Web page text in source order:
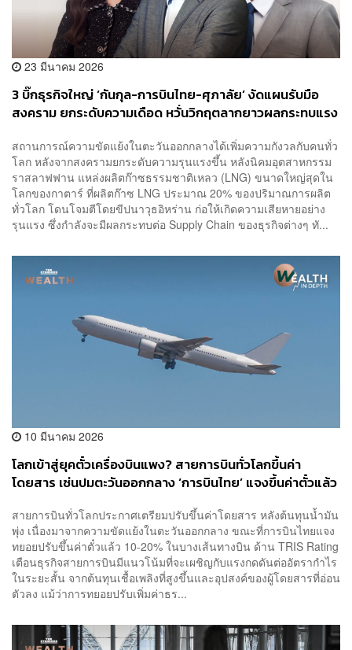
23 มีนาคม 2026
3 บิ๊กธุรกิจใหญ่ ‘กันกุล-การบินไทย-ศุภาลัย’ งัดแผนรับมือ
สงคราม ยกระดับความเดือด หวั่นวิกฤตลากยาวผลกระทบแรง
สถานการณ์ความขัดแย้งในตะวันออกกลางได้เพิ่มความกังวลกับคนทั่ว
โลก หลังจากสงครามยกระดับความรุนแรงขึ้น หลังนิคมอุตสาหกรรม
ราสลาฟฟาน แหล่งผลิตก๊าซธรรมชาติเหลว (LNG) ขนาดใหญ่สุดใน
โลกของกาตาร์ ที่ผลิตก๊าซ LNG ประมาณ 20% ของปริมาณการผลิต
ทั่วโลก โดนโจมตีโดยขีปนาวุธอิหร่าน ก่อให้เกิดความเสียหายอย่าง
รุนแรง ซึ่งกำลังจะมีผลกระทบต่อ Supply Chain ของธุรกิจต่างๆ ทั...
10 มีนาคม 2026
โลกเข้าสู่ยุคตั๋วเครื่องบินแพง? สายการบินทั่วโลกขึ้นค่า
โดยสาร เซ่นปมตะวันออกกลาง ‘การบินไทย’ แจงขึ้นค่าตั๋วแล้ว
สายการบินทั่วโลกประกาศเตรียมปรับขึ้นค่าโดยสาร หลังต้นทุนน้ำมัน
พุ่ง เนื่องมาจากความขัดแย้งในตะวันออกกลาง ขณะที่การบินไทยแจง
ทยอยปรับขึ้นค่าตั๋วแล้ว 10-20% ในบางเส้นทางบิน ด้าน TRIS Rating
เตือนธุรกิจสายการบินมีแนวโน้มที่จะเผชิญกับแรงกดดันต่ออัตรากำไร
ในระยะสั้น จากต้นทุนเชื้อเพลิงที่สูงขึ้นและอุปสงค์ของผู้โดยสารที่อ่อน
ตัวลง แม้ว่าการทยอยปรับเพิ่มค่าธร...